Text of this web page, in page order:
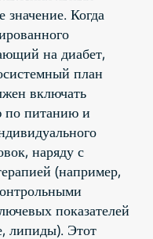
значение. Когда
на диабет,
план
включать
по питанию и
наряду с
(например,
показателей
липиды). Этот